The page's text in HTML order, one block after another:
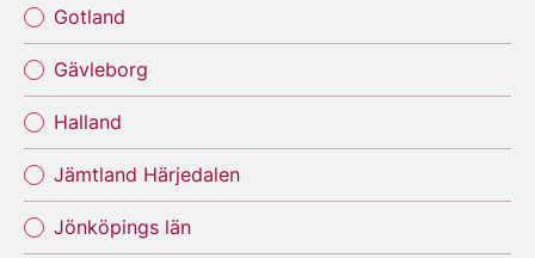
Gotland
Gävleborg
Halland
Jämtland Härjedalen
Jönköpings län